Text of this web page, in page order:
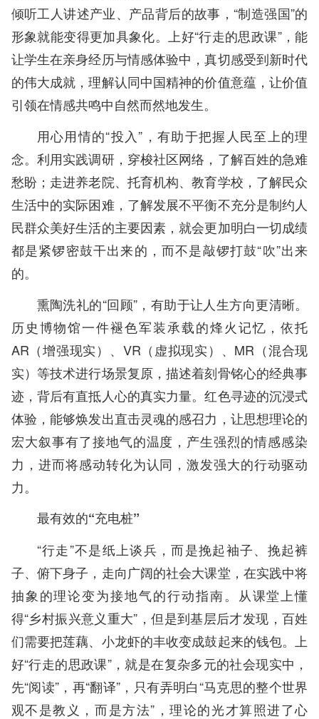
倾听工人讲述产业、产品背后的故事，“制造强国”的
形象就能变得更加具象化。上好“行走的思政课”，能
让学生在亲身经历与情感体验中，真切感受到新时代
的伟大成就，理解认同中国精神的价值意蕴，让价值
引领在情感共鸣中自然而然地发生。
用心用情的“投入”，有助于把握人民至上的理
念。利用实践调研，穿梭社区网络，了解百姓的急难
愁盼；走进养老院、托育机构、教育学校，了解民众
生活中的实际困难，了解发展不平衡不充分是制约人
民群众美好生活的主要因素，就会更加明白一切成绩
都是紧锣密鼓干出来的，而不是敲锣打鼓“吹”出来
的。
熏陶洗礼的“回顾”，有助于让人生方向更清晰。
历史博物馆一件褪色军装承载的烽火记忆，依托
AR（增强现实）、VR（虚拟现实）、MR（混合现
实）等技术进行场景复原，描述着刻骨铭心的经典事
迹，背后有直抵人心的真实力量。红色寻迹的沉浸式
体验，能够焕发出直击灵魂的感召力，让思想理论的
宏大叙事有了接地气的温度，产生强烈的情感感染
力，进而将感动转化为认同，激发强大的行动驱动
力。
最有效的“充电桩”
“行走”不是纸上谈兵，而是挽起袖子、挽起裤
子、俯下身子，走向广阔的社会大课堂，在实践中将
抽象的理论变为接地气的行动指南。从课堂上懂
得“乡村振兴意义重大”，但是到基层后才发现，百姓
们需要把莲藕、小龙虾的丰收变成鼓起来的钱包。上
好“行走的思政课”，就是在复杂多元的社会现实中，
先“阅读”，再“翻译”，只有弄明白“马克思的整个世界
观不是教义，而是方法”，理论的光才算照进了心